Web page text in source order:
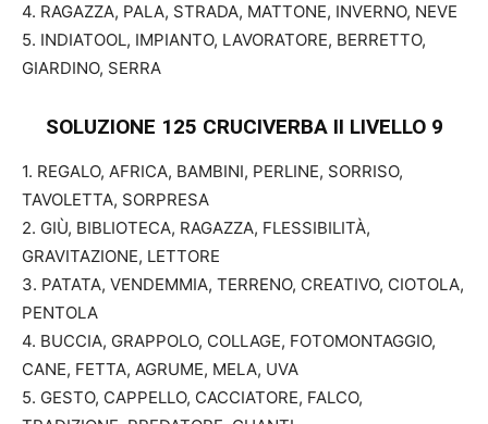
4. RAGAZZA, PALA, STRADA, MATTONE, INVERNO, NEVE
5. INDIATOOL, IMPIANTO, LAVORATORE, BERRETTO,
GIARDINO, SERRA
SOLUZIONE 125 CRUCIVERBA II LIVELLO 9
1. REGALO, AFRICA, BAMBINI, PERLINE, SORRISO,
TAVOLETTA, SORPRESA
2. GIÙ, BIBLIOTECA, RAGAZZA, FLESSIBILITÀ,
GRAVITAZIONE, LETTORE
3. PATATA, VENDEMMIA, TERRENO, CREATIVO, CIOTOLA,
PENTOLA
4. BUCCIA, GRAPPOLO, COLLAGE, FOTOMONTAGGIO,
CANE, FETTA, AGRUME, MELA, UVA
5. GESTO, CAPPELLO, CACCIATORE, FALCO,